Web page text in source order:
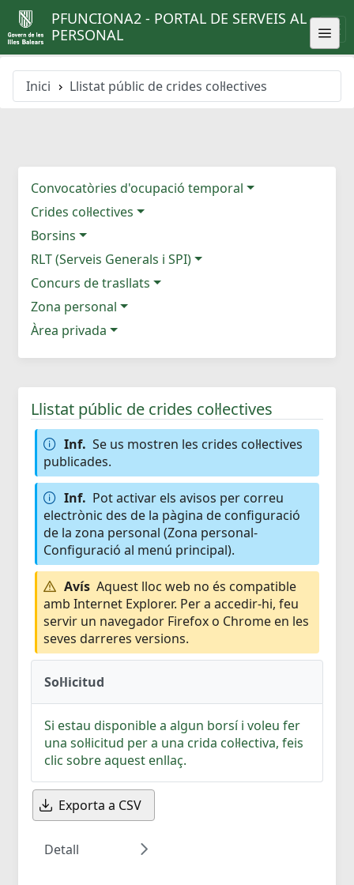
PFUNCIONA2 - PORTAL DE SERVEIS AL
PERSONAL
Inici Llistat públic de crides col·lectives
Convocatòries d'ocupació temporal
Crides col·lectives
Borsins
RLT (Serveis Generals i SPI)
Concurs de trasllats
Zona personal
Àrea privada
Llistat públic de crides col·lectives
Inf. Se us mostren les crides col·lectives
publicades.
Inf. Pot activar els avisos per correu
electrònic des de la pàgina de configuració
de la zona personal (Zona personal-
Configuració al menú principal).
Avís Aquest lloc web no és compatible
amb Internet Explorer. Per a accedir-hi, feu
servir un navegador Firefox o Chrome en les
seves darreres versions.
Sol·licitud
Si estau disponible a algun borsí i voleu fer
una sol·licitud per a una crida col·lectiva, feis
clic sobre aquest enllaç.
Exporta a CSV
Detall